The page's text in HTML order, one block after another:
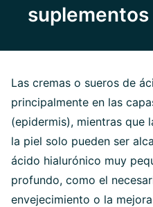
suplementos
Las cremas o sueros de
principalmente en las
(epidermis), mientras que
la piel solo pueden ser
ácido hialurónico muy
profundo, como el
envejecimiento o la